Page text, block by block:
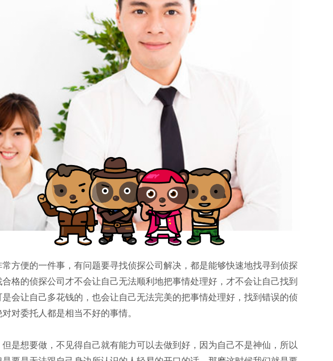
方便的一件事，有问题要寻找侦探公司解决，都是能够快速地找寻到侦探
格的侦探公司才不会让自己无法顺利地把事情处理好，才不会让自己找到
会让自己多花钱的，也会让自己无法完美的把事情处理好，找到错误的侦
对委托人都是相当不好的事情。
是想要做，不见得自己就有能力可以去做到好，因为自己不是神仙，所以